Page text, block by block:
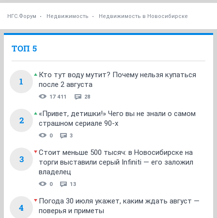
НГС.Форум Недвижимость Недвижимость в Новосибирске
ТОП 5
1
Кто тут воду мутит? Почему нельзя купаться
после 2 августа
17 411 28
2
«Привет, детишки!» Чего вы не знали о самом
страшном сериале 90-х
0 3
3
Стоит меньше 500 тысяч: в Новосибирске на
торги выставили серый Infiniti — его заложил
владелец
0 13
4
Погода 30 июля укажет, каким ждать август —
поверья и приметы